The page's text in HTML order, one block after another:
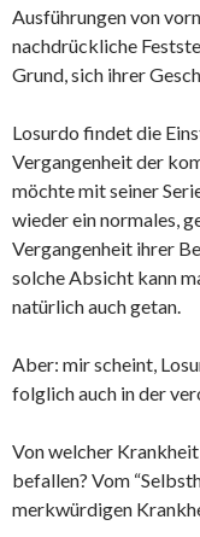
Ausführungen von
nachdrückliche
Grund, sich ihrer
Losurdo findet die
Vergangenheit der
möchte mit seiner
wieder ein normales,
Vergangenheit ihrer
solche Absicht kann
natürlich auch getan.
Aber: mir scheint,
folglich auch in der
Von welcher
befallen? Vom
merkwürdigen